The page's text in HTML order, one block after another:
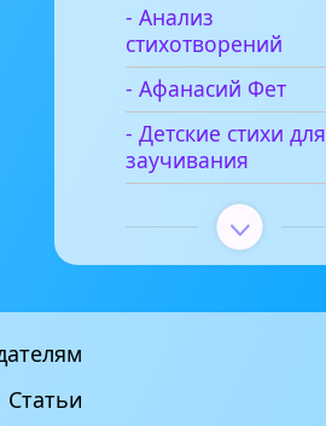
- Анализ
стихотворений
- Афанасий Фет
- Детские стихи для
заучивания
Статьи